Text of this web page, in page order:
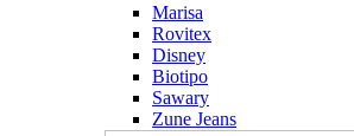
Marisa
Rovitex
Disney
Biotipo
Sawary
Zune Jeans